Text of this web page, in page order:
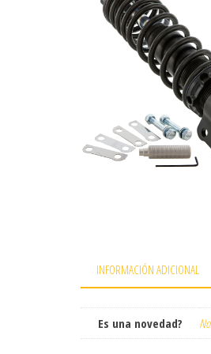
INFORMACIÓN ADICIONAL
Es una novedad? No